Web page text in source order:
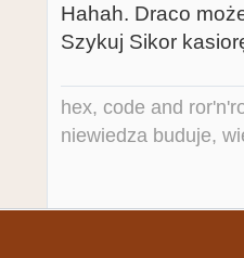
Hahah. Draco
Szykuj Sikor
hex, code and
niewiedza buduje,